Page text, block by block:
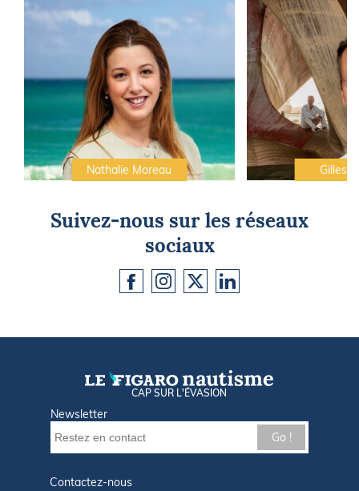
Nathalie Moreau Gilles
Suivez-nous sur les réseaux
sociaux
CAP SUR L'ÉVASION
Newsletter
Go !
Contactez-nous